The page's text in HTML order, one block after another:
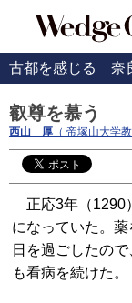
古都を感じる 奈
叡尊を慕う
西山 厚 （ 帝塚山大学
正応3年（1290
になっていた。
日を過ごしたの
も看病を続けた。